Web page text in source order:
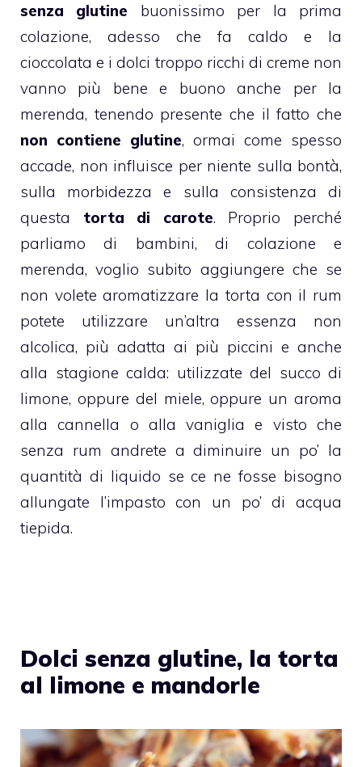
senza glutine buonissimo per la prima
colazione, adesso che fa caldo e la
cioccolata e i dolci troppo ricchi di creme non
vanno più bene e buono anche per la
merenda, tenendo presente che il fatto che
non contiene glutine, ormai come spesso
accade, non influisce per niente sulla bontà,
sulla morbidezza e sulla consistenza di
questa torta di carote. Proprio perché
parliamo di bambini, di colazione e
merenda, voglio subito aggiungere che se
non volete aromatizzare la torta con il rum
potete utilizzare un’altra essenza non
alcolica, più adatta ai più piccini e anche
alla stagione calda: utilizzate del succo di
limone, oppure del miele, oppure un aroma
allacannella o allavaniglia e visto che
senza rum andrete a diminuire un po’ la
quantità di liquido se ce ne fosse bisogno
allungate l’impasto con un po’ di acqua
tiepida.
Dolci senza glutine, la torta
al limone e mandorle